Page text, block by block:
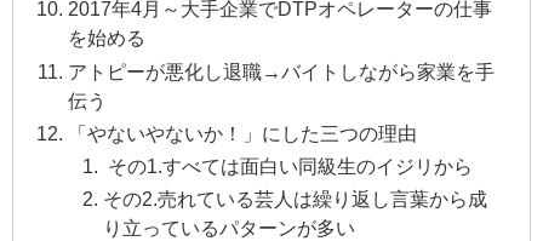
2017年4月～大手企業でDTPオペレーターの仕事
を始める
アトピーが悪化し退職→バイトしながら家業を手
伝う
「やないやないか！」にした三つの理由
その1.すべては面白い同級生のイジリから
その2.売れている芸人は繰り返し言葉から成
り立っているパターンが多い